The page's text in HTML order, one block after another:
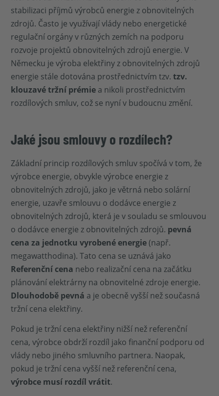
stabilizaci příjmů výrobců energie z obnovitelných
zdrojů. Často je využívají vlády nebo energetické
regulační orgány v různých zemích na podporu
rozvoje projektů obnovitelných zdrojů energie. V
Německu je výroba elektřiny z obnovitelných zdrojů
energie stále dotována prostřednictvím tzv.tzv.
klouzavé tržní prémie a nikoli prostřednictvím
rozdílových smluv, což se nyní v budoucnu změní.
Jaké jsou smlouvy o rozdílech?
Základní princip rozdílových smluv spočívá v tom, že
výrobce energie, obvykle výrobce energie z
obnovitelných zdrojů, jako je větrná nebo solární
energie, uzavře smlouvu o dodávce energie z
obnovitelných zdrojů, která je v souladu se smlouvou
o dodávce energie z obnovitelných zdrojů. pevná
cena za jednotku vyrobené energie(např.
megawatthodina). Tato cena se uznává jako
Referenční cena nebo realizační cena na začátku
plánování elektrárny na obnovitelné zdroje energie.
Dlouhodobě pevná a je obecně vyšší než současná
tržní cena elektřiny.
Pokud je tržní cena elektřiny nižší než referenční
cena, výrobce obdrží rozdíl jako finanční podporu od
vlády nebo jiného smluvního partnera. Naopak,
pokud je tržní cena vyšší než referenční cena,
výrobce musí rozdíl vrátit.